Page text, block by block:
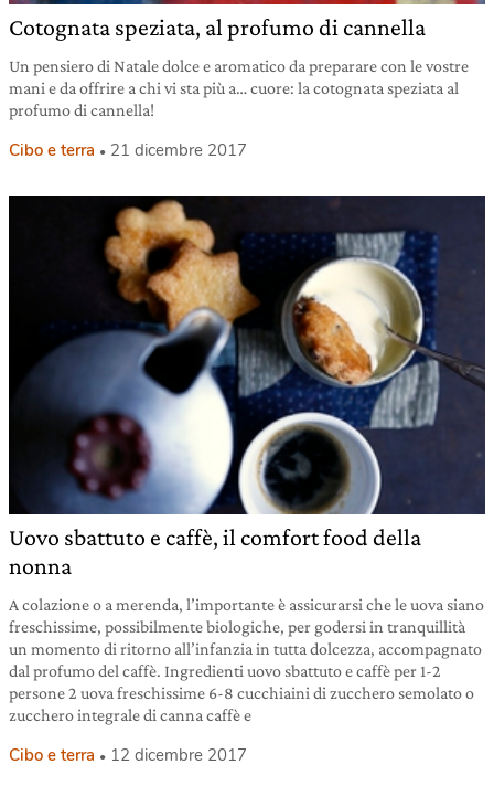
Cotognata speziata, al profumo di cannella
Un pensiero di Natale dolce e aromatico da preparare con le vostre
mani e da offrire a chi vi sta più a… cuore: la cotognata speziata al
profumo di cannella!
Cibo e terra 21 dicembre 2017
Uovo sbattuto e caffè, il comfort food della
nonna
A colazione o a merenda, l’importante è assicurarsi che le uova siano
freschissime, possibilmente biologiche, per godersi in tranquillità
un momento di ritorno all’infanzia in tutta dolcezza, accompagnato
dal profumo del caffè. Ingredienti uovo sbattuto e caffè per 1-2
persone 2 uova freschissime 6-8 cucchiaini di zucchero semolato o
zucchero integrale di canna caffè e
Cibo e terra 12 dicembre 2017